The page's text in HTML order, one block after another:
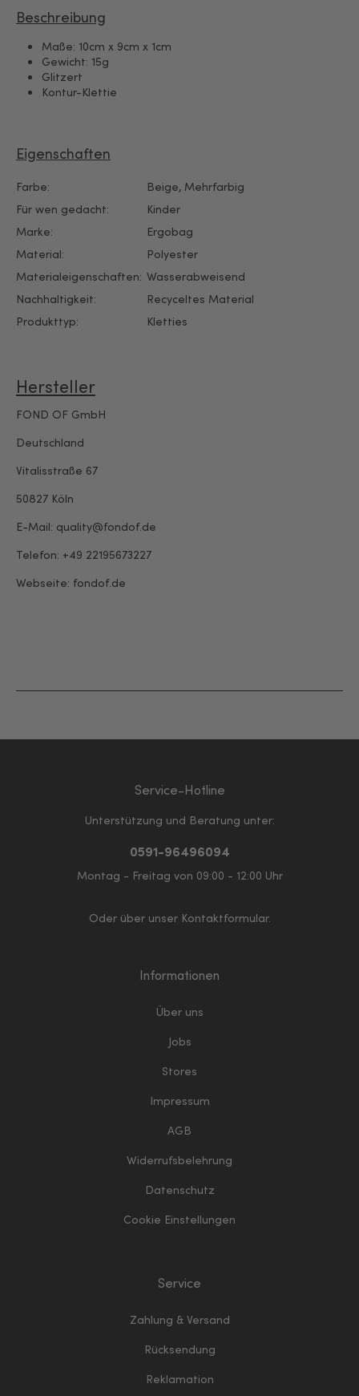
Beschreibung
Maße: 10cm x 9cm x 1cm
Gewicht: 15g
Glitzert
Kontur-Klettie
Eigenschaften
Farbe: Beige, Mehrfarbig
Für wen gedacht:
Kinder
Marke:
Ergobag
Material:
Polyester
Materialeigenschaften: Wasserabweisend
Nachhaltigkeit:
Recyceltes Material
Produkttyp:
Kletties
Hersteller
FOND OF GmbH
Deutschland
Vitalisstraße 67
50827 Köln
E-Mail: quality@fondof.de
Telefon: +49 22195673227
Webseite: fondof.de
Service-Hotline
Unterstützung und Beratung unter:
0591-96496094
Montag - Freitag von 09:00 - 12:00 Uhr
Oder über unser Kontaktformular.
Informationen
Über uns
Jobs
Stores
Impressum
AGB
Widerrufsbelehrung
Datenschutz
Cookie Einstellungen
Service
Zahlung & Versand
Rücksendung
Reklamation